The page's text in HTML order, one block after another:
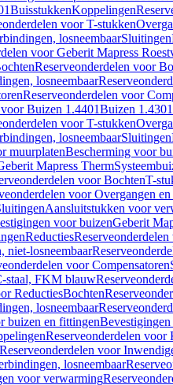
BuisstukkenKoppelingen
voor T-stukken
losneembaarSluitingen
voor Geberit Mapress
Reserveonderdelen voor
losneembaar
Reserveonderdelen voor
Buizen 1.4401Buizen 1.4301
voor T-stukken
losneembaarSluitingen
muurplatenBescherming voor
Mapress Therm
voor BochtenT-
voor Overgangen
Aansluitstukken voor
voor buizenGeberit
Reducties
niet-losneembaar
voor Compensatoren
staal, FKM blauw
ReductiesBochten
losneembaar
buizen en fittingen
Reserveonderdelen voor
Reserveonderdelen voor
losneembaar
voor verwarming